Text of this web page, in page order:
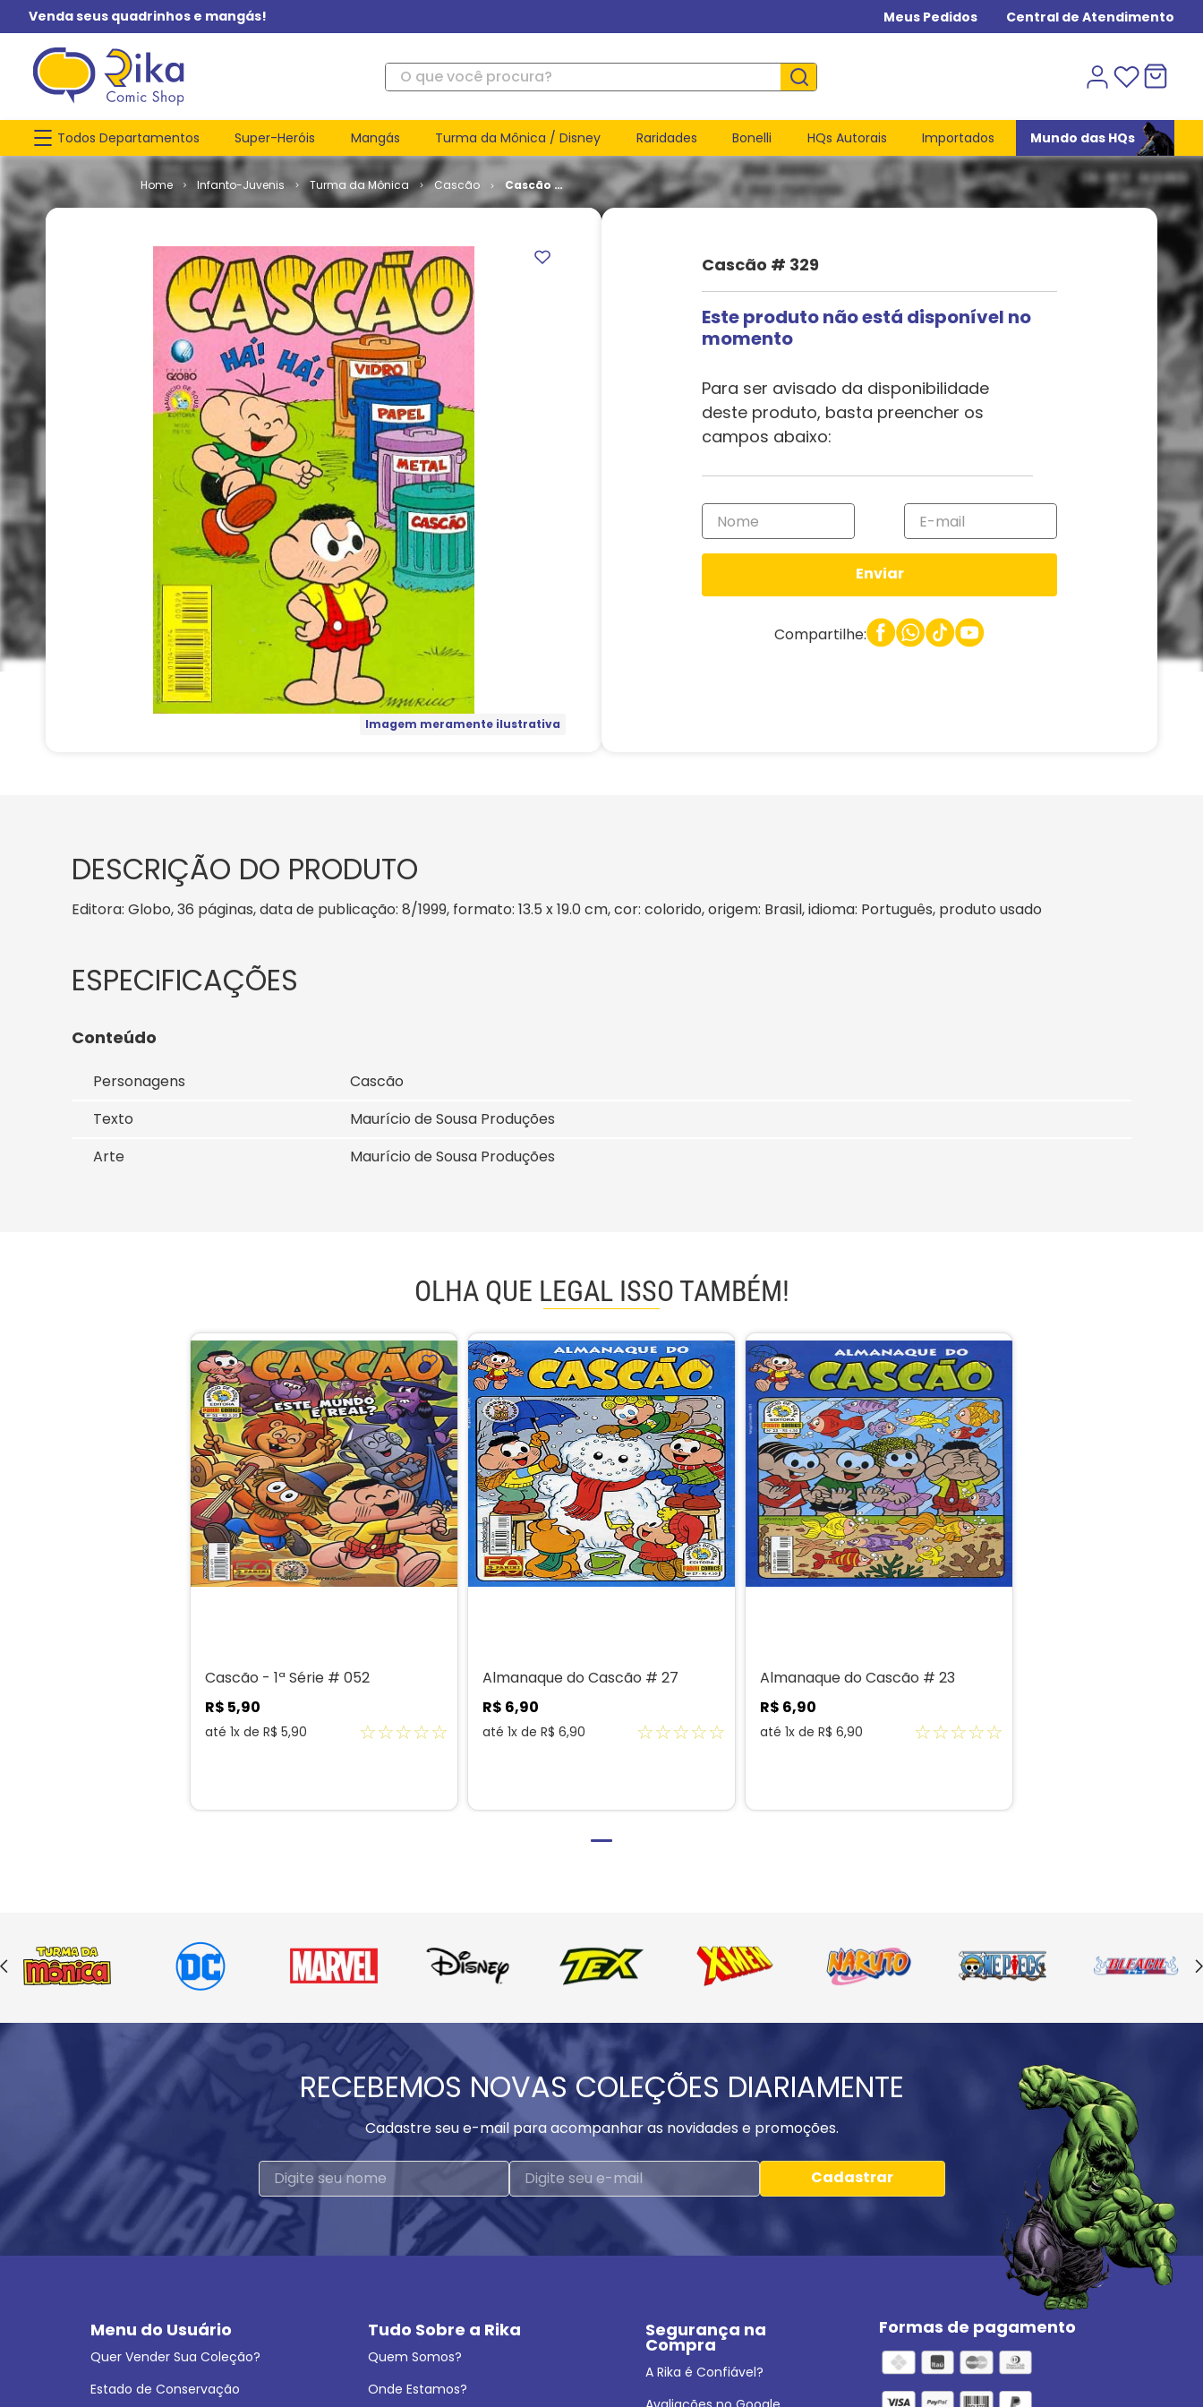
Venda seus quadrinhos e mangás! Meus Pedidos Central de Atendimento
O que você procura?
Todos Departamentos Super-Heróis Mangás Turma da Mônica / Disney Raridades Bonelli HQs Autorais Importados Mundo das HQs
Infanto-Juvenis Turma da Mônica Cascão
Cascão #
329
Imagem meramente ilustrativa
Cascão # 329
Este produto não está disponível no
momento
Para ser avisado da disponibilidade
deste produto, basta preencher os
campos abaixo:
Enviar
Compartilhe:
DESCRIÇÃO DO PRODUTO
Editora: Globo, 36 páginas, data de publicação: 8/1999, formato: 13.5 x 19.0 cm, cor: colorido, origem: Brasil, idioma: Português, produto usado
Conteúdo
Personagens
Cascão
Texto
Maurício de Sousa Produções
Arte
Maurício de Sousa Produções
OLHA QUE LEGAL ISSO TAMBÉM!
Cascão - 1ª Série # 052
R$ 5,90
até 1x de R$ 5,90 ☆☆☆☆☆
Almanaque do Cascão # 27
R$ 6,90
até 1x de R$ 6,90 ☆☆☆☆☆
Almanaque do Cascão # 23
R$ 6,90
até 1x de R$ 6,90 ☆☆☆☆☆
RECEBEMOS NOVAS COLEÇÕES DIARIAMENTE
Cadastre seu e-mail para acompanhar as novidades e promoções.
Cadastrar
Menu do Usuário
Quer Vender Sua Coleção?
Estado de Conservação
Tudo Sobre a Rika
Quem Somos?
Onde Estamos?
Segurança na
Compra
A Rika é Confiável?
Formas de pagamento